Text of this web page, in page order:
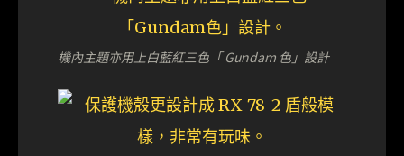
機內主題亦用上白藍紅三色「 Gundam 色」設計